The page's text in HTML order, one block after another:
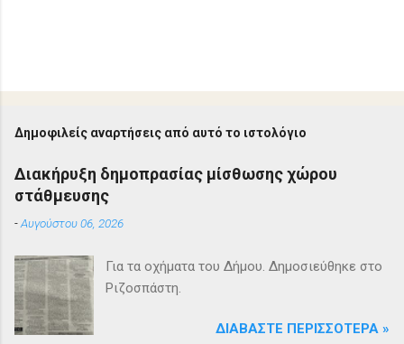
Δημοφιλείς αναρτήσεις από αυτό το ιστολόγιο
Διακήρυξη δημοπρασίας μίσθωσης χώρου
στάθμευσης
-Αυγούστου 06, 2026
Για τα οχήματα του Δήμου. Δημοσιεύθηκε στο
Ριζοσπάστη.
ΔΙΑΒΆΣΤΕ ΠΕΡΙΣΣΌΤΕΡΑ »